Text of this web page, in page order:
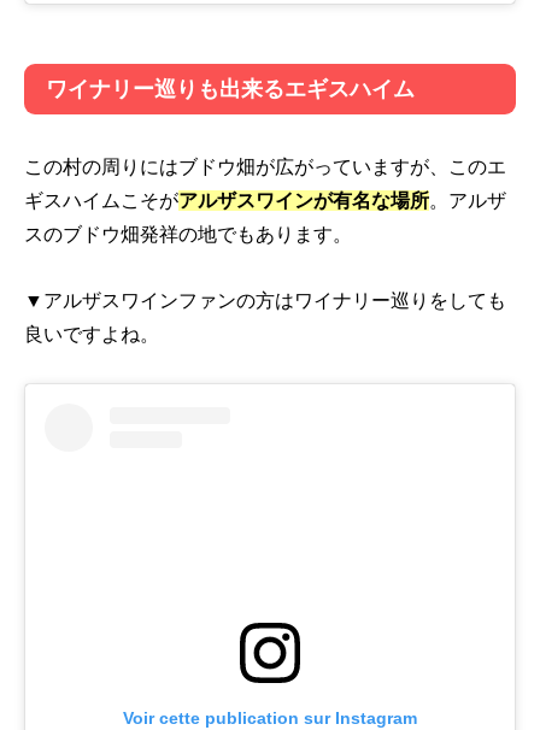
ワイナリー巡りも出来るエギスハイム
この村の周りにはブドウ畑が広がっていますが、このエ
ギスハイムこそがアルザスワインが有名な場所。アルザ
スのブドウ畑発祥の地でもあります。
▼アルザスワインファンの方はワイナリー巡りをしても
良いですよね。
Voir cette publication sur Instagram